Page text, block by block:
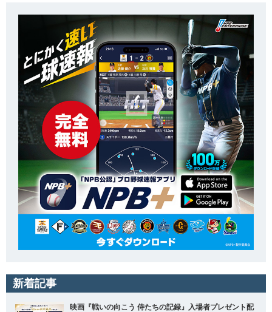
新着記事
映画『戦いの向こう 侍たちの記録』入場者プレゼント配